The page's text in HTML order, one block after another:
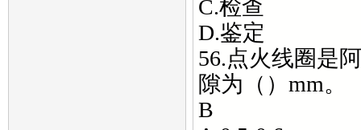
C.检查
D.鉴定
56.点火线圈是
隙为（）mm。
B